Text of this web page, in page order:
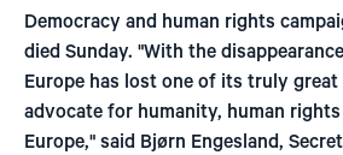
Democracy and human rights
died Sunday. "With the
Europe has lost one of its truly
advocate for humanity, human
Europe," said Bjørn Engesland,